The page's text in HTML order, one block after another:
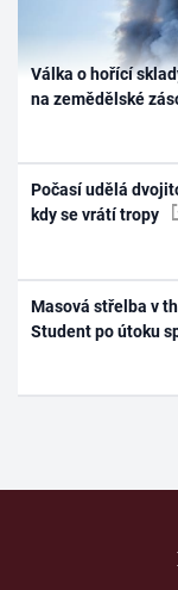
Válka o hořící
na zemědělské
Počasí udělá
kdy se vrátí tropy
Masová střelba v
Student po útoku